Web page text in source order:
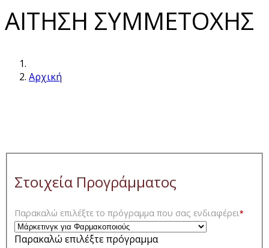
ΑΙΤΗΣΗ ΣΥΜΜΕΤΟΧΗΣ
Αρχική
Στοιχεία Προγράμματος
Παρακαλώ επιλέξτε το πρόγραμμα που σας ενδιαφέρει*
Παρακαλώ επιλέξτε πρόγραμμα